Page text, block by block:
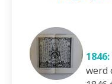
1846:
werd